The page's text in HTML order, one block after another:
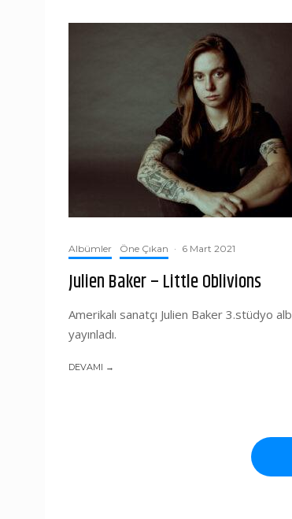
Albümler Öne Çıkan · 6 Mart 2021
Julien Baker – Little Oblivions
Amerikalı sanatçı Julien Baker 3.stüdyo
yayınladı.
DEVAMI →